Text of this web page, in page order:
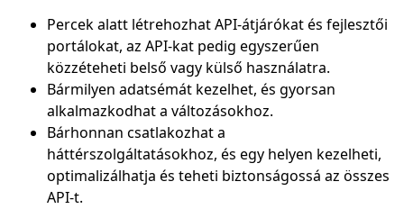
Percek alatt létrehozhat API-átjárókat és fejlesztői
portálokat, az API-kat pedig egyszerűen
közzéteheti belső vagy külső használatra.
Bármilyen adatsémát kezelhet, és gyorsan
alkalmazkodhat a változásokhoz.
Bárhonnan csatlakozhat a
háttérszolgáltatásokhoz, és egy helyen kezelheti,
optimalizálhatja és teheti biztonságossá az összes
API-t.